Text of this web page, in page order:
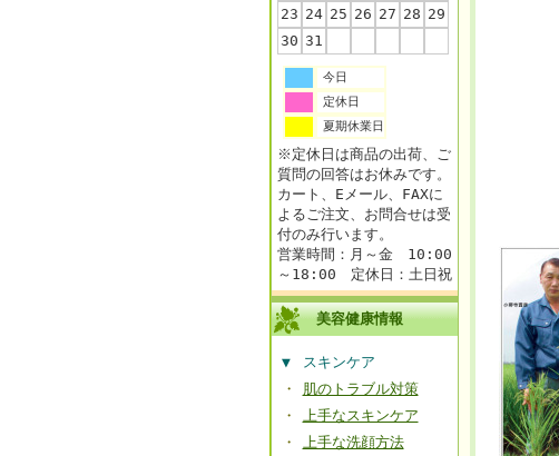
23 24 25 26 27 28 29
30 31
今日
定休日
夏期休業日
※定休日は商品の出荷、ご
質問の回答はお休みです。
カート、Eメール、FAXに
よるご注文、お問合せは受
付のみ行います。
営業時間：月～金 10:00
～18:00 定休日：土日祝
美容健康情報
▼
スキンケア
・
肌のトラブル対策
・
上手なスキンケア
・
上手な洗顔方法